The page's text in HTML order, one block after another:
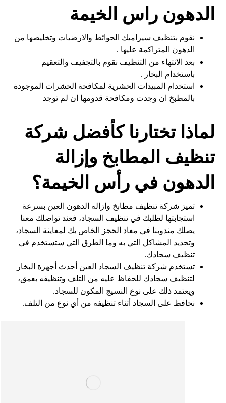
الدهون راس الخيمة
نقوم بتنظيف سيراميك الحوائط والارضيات وتخليصها من
الدهون المتراكمة عليها .
بعد الانتهاء من التنظيف نقوم بالتجفيف والتعقيم
باستخدام البخار .
استخدام المبيدات الحشرية لمكافحة الحشرات الموجودة
بالمطبخ ان وجدت ومكافحة قدومها ان لم توجد
لماذا تختارنا كأفضل شركة
تنظيف المطابخ وإزالة
الدهون في رأس الخيمة؟
تميز شركة تنظيف مطابخ وازاله الدهون العين بسرعة
استجابتها لطلبك في تنظيف السجاد، فعند تواصلك معنا
يصلك مندوبنا في معاد الحجز الخاص بك لمعاينة السجاد،
وتحديد المشاكل التي به وما الطرق التي ستستخدم في
تنظيف سجادك.
تستخدم شركة تنظيف السجاد العين أحدث أجهزة البخار
لتنظيف سجادك للحفاظ عليه من التلف وتنظيفه بعمق،
ويعتمد ذلك على نوع النسيج المكون للسجاد.
نحافظ على السجاد أثناء تنظيفه من أي نوع من التلف.